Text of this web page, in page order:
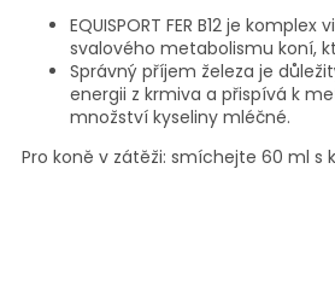
EQUISPORT FER B12 je
svalového metabolismu koní,
Správný příjem železa je
energii z krmiva a přispívá k
množství kyseliny mléčné.
Pro koně v zátěži: smíchejte 60 ml s